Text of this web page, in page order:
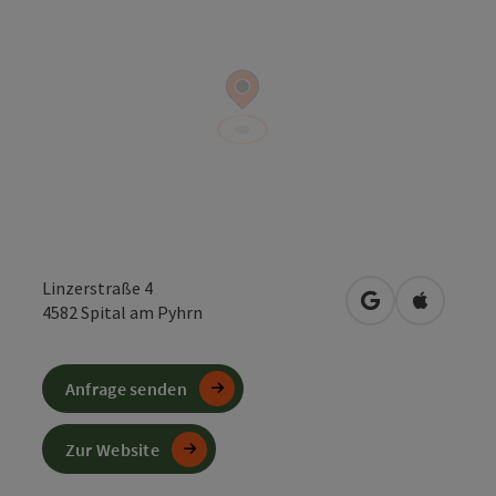
Linzerstraße 4
4582Spital am Pyhrn in Googlein Apple
Anfrage senden
Zur Website